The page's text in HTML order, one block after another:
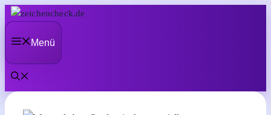
Zum
Inhalt
springenMenü